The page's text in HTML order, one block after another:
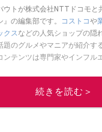
ウトが株式会社NTTドコモと
』の編集部です。
コストコや
クスなどの人気ショップの隠
題のグルメやマニアが紹介す
ンテンツは専門家やインフル
続きを読む＞